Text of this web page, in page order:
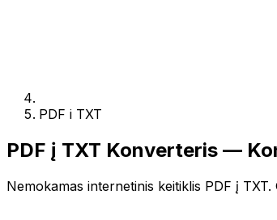
PDF i TXT
PDF į TXT Konverteris —
Nemokamas internetinis keitiklis PDF į